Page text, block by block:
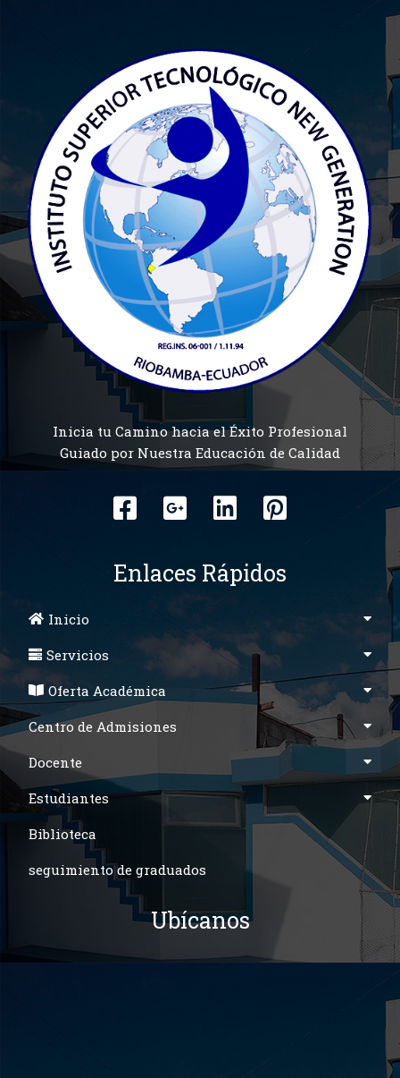
Inicia tu Camino hacia el Éxito Profesional
Guiado por Nuestra Educación de Calidad
Enlaces Rápidos
Inicio
Servicios
Oferta Académica
Centro de Admisiones
Docente
Estudiantes
Biblioteca
seguimiento de graduados
Ubícanos